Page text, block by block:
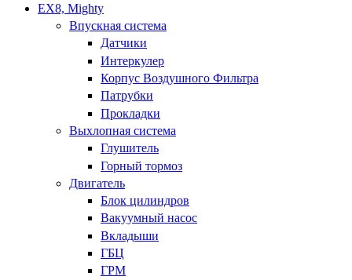
EX8, Mighty
Впускная система
Датчики
Интеркулер
Корпус Воздушного Фильтра
Патрубки
Прокладки
Выхлопная система
Глушитель
Горный тормоз
Двигатель
Блок цилиндров
Вакуумный насос
Вкладыши
ГБЦ
ГРМ